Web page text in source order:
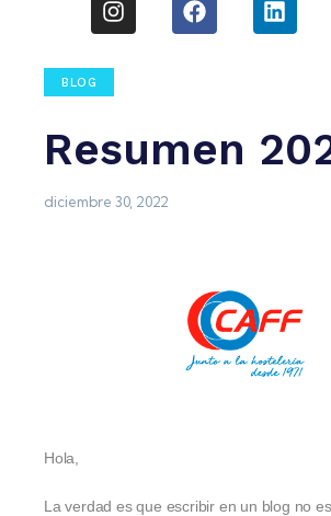
BLOG
Resumen
diciembre 30, 2022
Hola,
La verdad es que escribir en un blog no